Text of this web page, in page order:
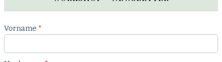
Newsletter
Workshop
Vorname *